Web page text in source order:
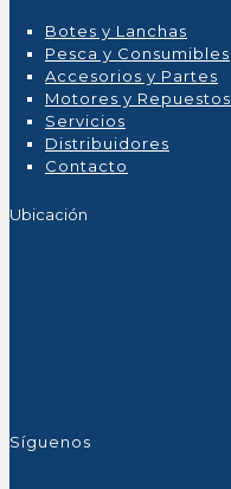
Botes y Lanchas
Pesca y Consumibles
Accesorios y Partes
Motores y Repuestos
Servicios
Distribuidores
Contacto
Ubicación
Síguenos